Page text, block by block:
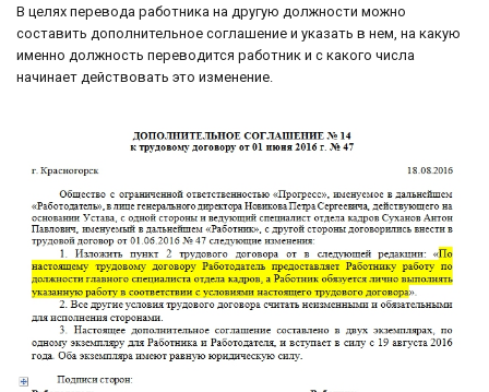
В целях перевода работника на другую должности можно
составить дополнительное соглашение и указать в нем, на какую
именно должность переводится работник и с какого числа
начинает действовать это изменение.